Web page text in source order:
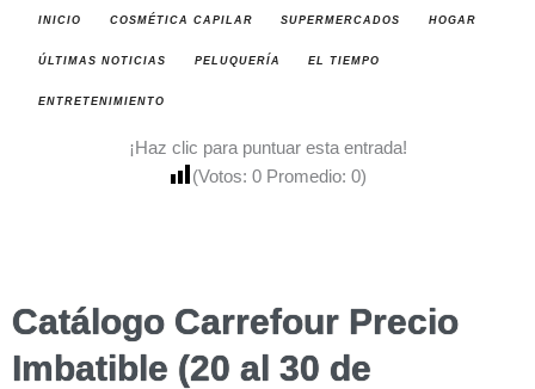
INICIO COSMÉTICA CAPILAR SUPERMERCADOS HOGAR
ÚLTIMAS NOTICIAS PELUQUERÍA EL TIEMPO
ENTRETENIMIENTO
¡Haz clic para puntuar esta entrada!
(Votos: 0 Promedio: 0)
Catálogo Carrefour Precio
Imbatible (20 al 30 de